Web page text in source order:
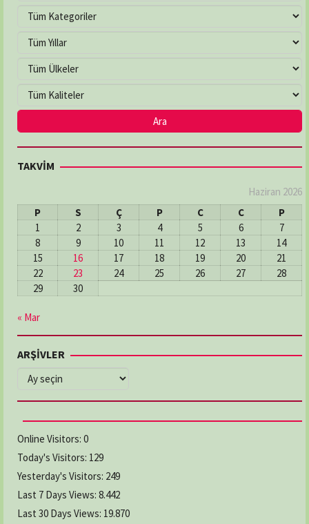
TAKVİM
Haziran 2026
P
S Ç P C C
P
1
2 3 4 5 6
7
8
9 10 11 12 13
14
15
16 17 18 19 20
21
22
23 24 25 26 27
28
29
30
« Mar
ARŞİVLER
ARŞİVLER
Online Visitors: 0
Today's Visitors: 129
Yesterday's Visitors: 249
Last 7 Days Views: 8.442
Last 30 Days Views: 19.870